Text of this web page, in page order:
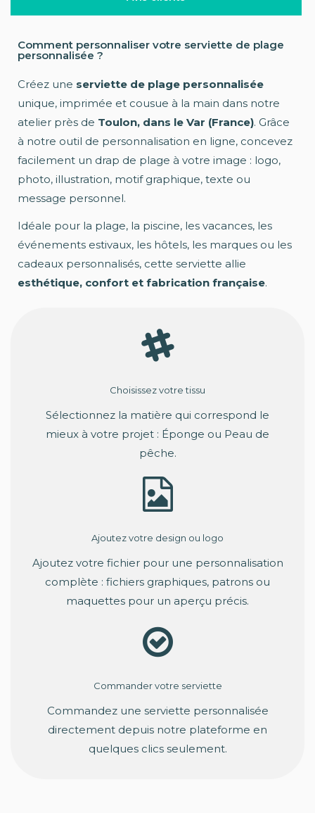
Comment personnaliser votre serviette de plage
personnalisée ?
Créez une serviette de plage personnalisée
unique, imprimée et cousue à la main dans notre
atelier près de Toulon, dans le Var (France). Grâce
à notre outil de personnalisation en ligne, concevez
facilement un drap de plage à votre image : logo,
photo, illustration, motif graphique, texte ou
message personnel.
Idéale pour la plage, la piscine, les vacances, les
événements estivaux, les hôtels, les marques ou les
cadeaux personnalisés, cette serviette allie
esthétique, confort et fabrication française.
Choisissez votre tissu
Sélectionnez la matière qui correspond le
mieux à votre projet : Éponge ou Peau de
pêche.
Ajoutez votre design ou logo
Ajoutez votre fichier pour une personnalisation
complète : fichiers graphiques, patrons ou
maquettes pour un aperçu précis.
Commander votre serviette
Commandez une serviette personnalisée
directement depuis notre plateforme en
quelques clics seulement.